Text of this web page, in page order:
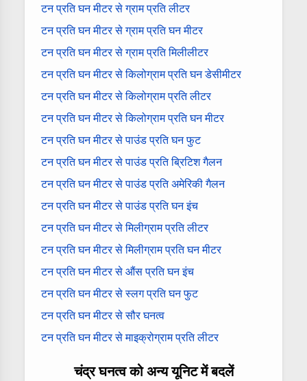
टन प्रति घन मीटर से ग्राम प्रति लीटर
टन प्रति घन मीटर से ग्राम प्रति घन मीटर
टन प्रति घन मीटर से ग्राम प्रति मिलीलीटर
टन प्रति घन मीटर से किलोग्राम प्रति घन डेसीमीटर
टन प्रति घन मीटर से किलोग्राम प्रति लीटर
टन प्रति घन मीटर से किलोग्राम प्रति घन मीटर
टन प्रति घन मीटर से पाउंड प्रति घन फुट
टन प्रति घन मीटर से पाउंड प्रति ब्रिटिश गैलन
टन प्रति घन मीटर से पाउंड प्रति अमेरिकी गैलन
टन प्रति घन मीटर से पाउंड प्रति घन इंच
टन प्रति घन मीटर से मिलीग्राम प्रति लीटर
टन प्रति घन मीटर से मिलीग्राम प्रति घन मीटर
टन प्रति घन मीटर से औंस प्रति घन इंच
टन प्रति घन मीटर से स्लग प्रति घन फुट
टन प्रति घन मीटर से सौर घनत्व
टन प्रति घन मीटर से माइक्रोग्राम प्रति लीटर
चंद्र घनत्व को अन्य यूनिट में बदलें